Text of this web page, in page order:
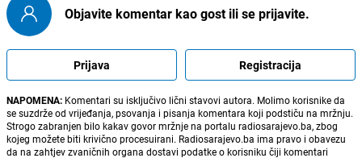
Objavite komentar kao gost ili se prijavite.
Prijava Registracija
NAPOMENA: Komentari su isključivo lični stavovi autora. Molimo korisnike da
se suzdrže od vrijeđanja, psovanja i pisanja komentara koji podstiču na mržnju.
Strogo zabranjen bilo kakav govor mržnje na portalu radiosarajevo.ba, zbog
kojeg možete biti krivično procesuirani. Radiosarajevo.ba ima pravo i obavezu
da na zahtjev zvaničnih organa dostavi podatke o korisniku čiji komentari